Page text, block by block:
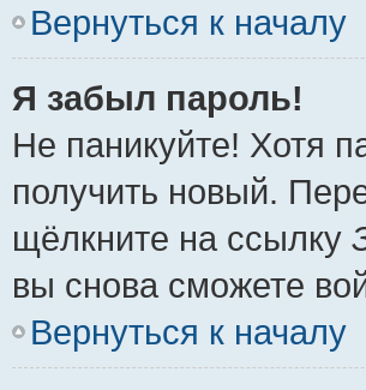
Вернуться к началу
Я забыл пароль!
Не паникуйте! Хотя
получить новый.
щёлкните на ссылку
вы снова сможете
Вернуться к началу